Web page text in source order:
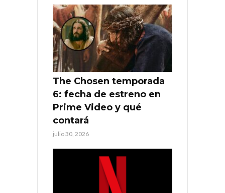
The Chosen temporada
6: fecha de estreno en
Prime Video y qué
contará
julio 30, 2026